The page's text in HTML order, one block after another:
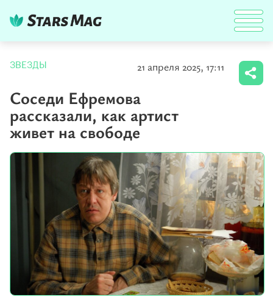
ЗВЕЗДЫ 21 апреля 2025, 17:11
Соседи Ефремова
рассказали, как артист
живет на свободе